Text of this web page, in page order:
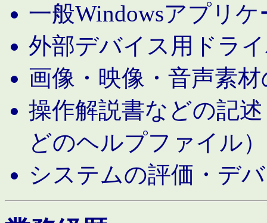
一般Windowsアプリ
外部デバイス用ドラ
画像・映像・音声素
操作解説書などの記
どのヘルプファイル）
システムの評価・デ